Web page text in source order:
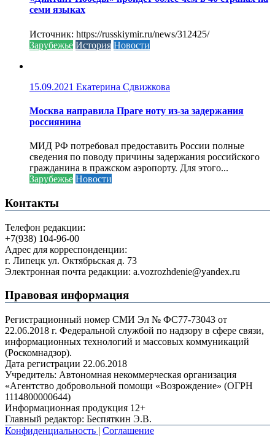
семи языках
Источник: https://russkiymir.ru/news/312425/
Зарубежье История Новости
15.09.2021 Екатерина Сдвижкова
Москва направила Праге ноту из-за задержания
россиянина
МИД РФ потребовал предоставить России полные
сведения по поводу причины задержания российского
гражданина в пражском аэропорту. Для этого...
Зарубежье Новости
Контакты
Телефон редакции:
+7(938) 104-96-00
Адрес для корреспонденции:
г. Липецк ул. Октябрьская д. 73
Электронная почта редакции: a.vozrozhdenie@yandex.ru
Правовая информация
Регистрационный номер СМИ Эл № ФС77-73043 от
22.06.2018 г. Федеральной службой по надзору в сфере связи,
информационных технологий и массовых коммуникаций
(Роскомнадзор).
Дата регистрации 22.06.2018
Учредитель: Автономная некоммерческая организация
«Агентство добровольной помощи «Возрождение» (ОГРН
1114800000644)
Информационная продукция 12+
Главный редактор: Беспяткин Э.В.
Конфиденциальность | Соглашение